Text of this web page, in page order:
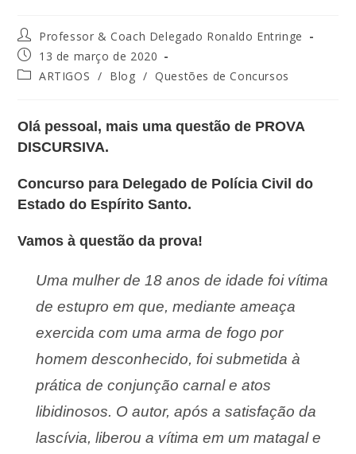
Professor & Coach Delegado Ronaldo Entringe
13 de março de 2020
ARTIGOS / Blog / Questões de Concursos
Olá pessoal, mais uma questão de PROVA
DISCURSIVA.
Concurso para Delegado de Polícia Civil do
Estado do Espírito Santo.
Vamos à questão da prova!
Uma mulher de 18 anos de idade foi vítima
de estupro em que, mediante ameaça
exercida com uma arma de fogo por
homem desconhecido, foi submetida à
prática de conjunção carnal e atos
libidinosos. O autor, após a satisfação da
lascívia, liberou a vítima em um matagal e